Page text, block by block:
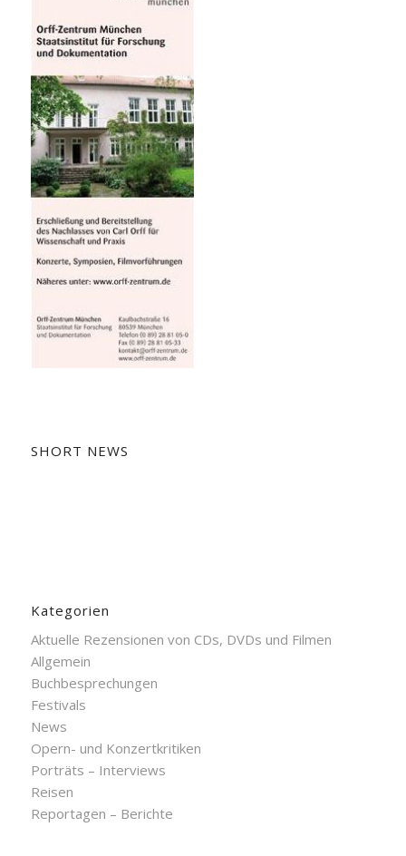
SHORT NEWS
Kategorien
Aktuelle Rezensionen von CDs, DVDs und Filmen
Allgemein
Buchbesprechungen
Festivals
News
Opern- und Konzertkritiken
Porträts – Interviews
Reisen
Reportagen – Berichte